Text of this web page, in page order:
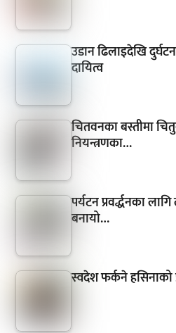
उडान ढिलाइदेखि
दायित्व
चितवनका बस्तीमा
नियन्त्रणका…
पर्यटन प्रवर्द्धनका
बनायो…
स्वदेश फर्कने हसिनाको